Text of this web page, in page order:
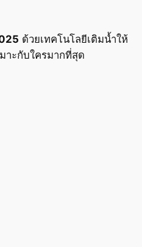
ด้วยเทคโนโลยีเติมน้ำให้
าะกับใครมากที่สุด